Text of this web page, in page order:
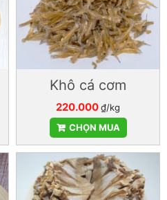
Khô cá cơm
220.000₫/kg
CHỌN MUA